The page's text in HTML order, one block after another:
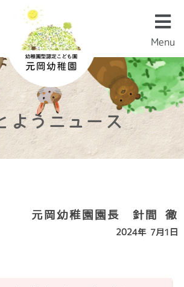
Menu
Menu
ようニュース
元岡幼稚園園長 針間 徹
2024年 7月1日